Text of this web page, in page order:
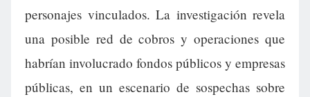
personajes vinculados. La investigación revela
una posible red de cobros y operaciones que
habrían involucrado fondos públicos y empresas
públicas, en un escenario de sospechas sobre